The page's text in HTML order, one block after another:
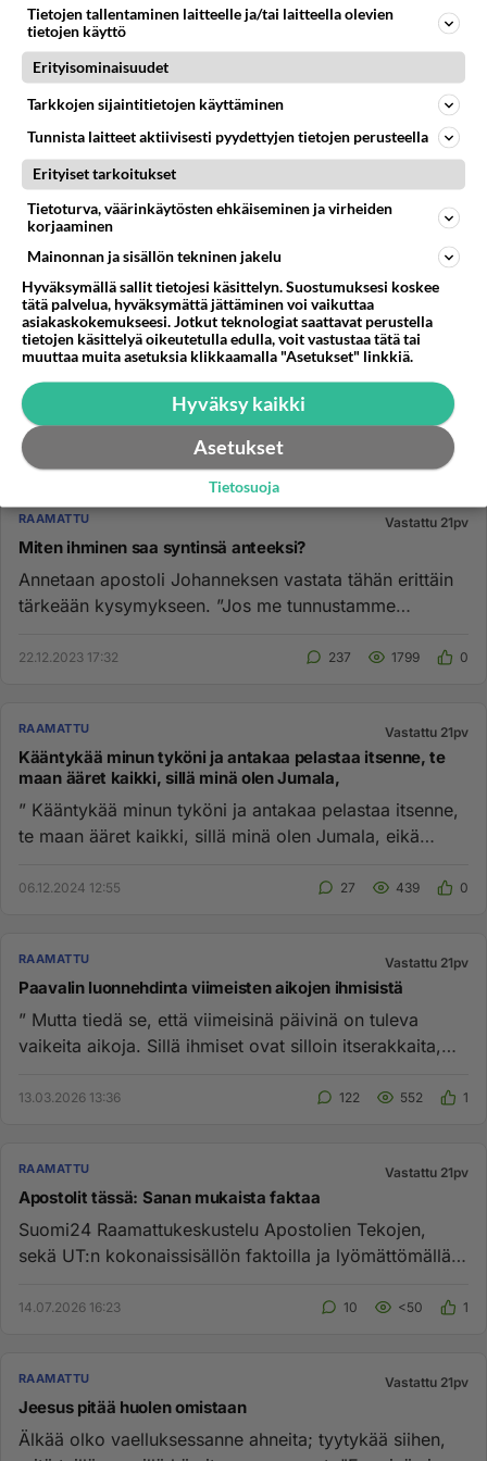
Jeesuksen veri puhdistaa kaikesta synnistä 🎚️🩸
Raamattu todistaa, että Jeesuksen veri on ainoa
puhdistuslähteemme. Me...
26.02.2026 13:07 34 300 0
RAAMATTU Vastattu 21pv
Miten ihminen saa syntinsä anteeksi?
Annetaan apostoli Johanneksen vastata tähän erittäin
tärkeään kysymykseen. ”Jos me tunnustamme
22.12.2023 17:32 237 1799 0
RAAMATTU Vastattu 21pv
Kääntykää minun tyköni ja antakaa pelastaa itsenne, te
maan ääret kaikki, sillä minä olen Jumala,
” Kääntykää minun tyköni ja antakaa pelastaa itsenne,
te maan ääret kaikki, sillä minä olen Jumala, eikä
06.12.2024 12:55 27 439 0
RAAMATTU Vastattu 21pv
Paavalin luonnehdinta viimeisten aikojen ihmisistä
” Mutta tiedä se, että viimeisinä päivinä on tuleva
vaikeita aikoja. Sillä ihmiset ovat silloin itserakkaita,
13.03.2026 13:36 122 552 1
RAAMATTU Vastattu 21pv
Apostolit tässä: Sanan mukaista faktaa
Suomi24 Raamattukeskustelu Apostolien Tekojen,
sekä UT:n kokonaissisällön faktoilla ja lyömättömällä
14.07.2026 16:23 10 <50 1
RAAMATTU Vastattu 21pv
Jeesus pitää huolen omistaan
Älkää olko vaelluksessanne ahneita; tyytykää siihen,
Tietojen tallentaminen laitteelle ja/tai laitteella olevien
tietojen käyttö
Erityisominaisuudet
Tarkkojen sijaintitietojen käyttäminen
Tunnista laitteet aktiivisesti pyydettyjen tietojen perusteella
Erityiset tarkoitukset
Tietoturva, väärinkäytösten ehkäiseminen ja virheiden
korjaaminen
Mainonnan ja sisällön tekninen jakelu
Hyväksymällä sallit tietojesi käsittelyn. Suostumuksesi koskee
tätä palvelua, hyväksymättä jättäminen voi vaikuttaa
asiakaskokemukseesi. Jotkut teknologiat saattavat perustella
tietojen käsittelyä oikeutetulla edulla, voit vastustaa tätä tai
muuttaa muita asetuksia klikkaamalla "Asetukset" linkkiä.
Hyväksy kaikki
Asetukset
Tietosuoja